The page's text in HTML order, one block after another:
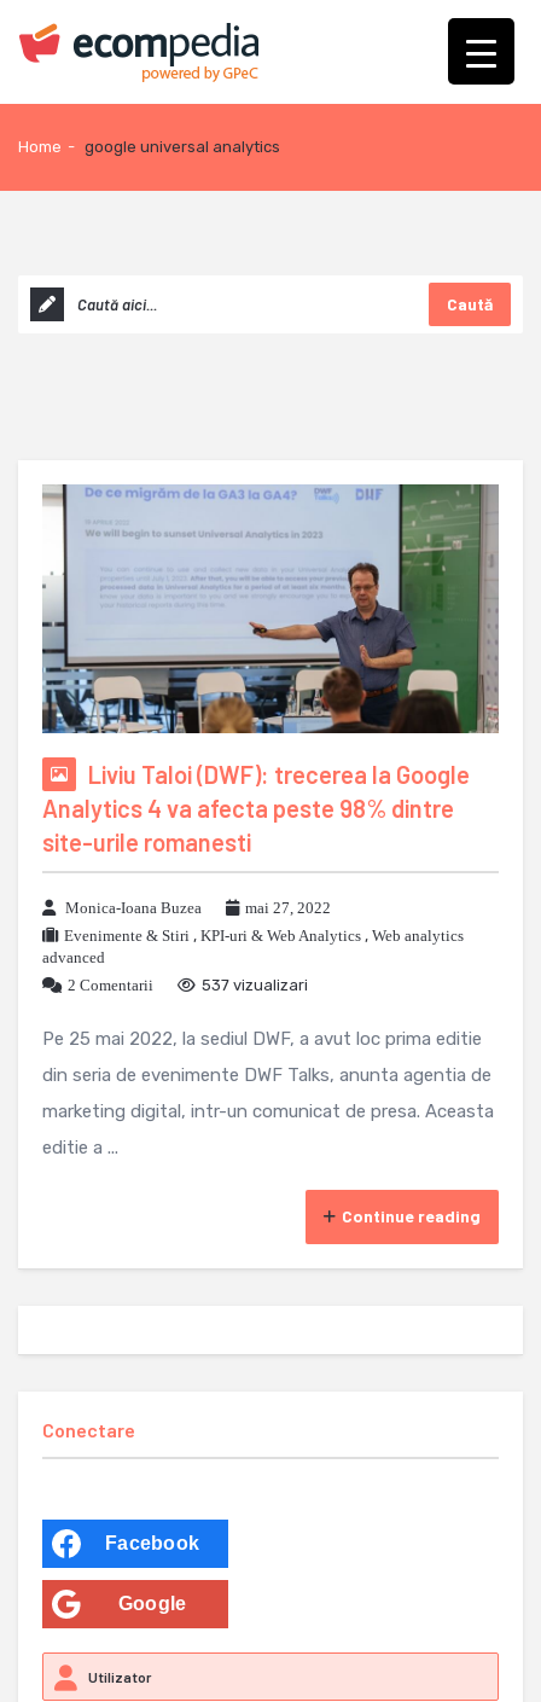
Home - google universal analytics
Caută
Liviu Taloi (DWF): trecerea la Google
Analytics 4 va afecta peste 98% dintre
site-urile romanesti
Monica-Ioana Buzea
mai 27, 2022
Evenimente & Stiri , KPI-uri & Web Analytics , Web analytics
advanced
2 Comentarii
537 vizualizari
Pe 25 mai 2022, la sediul DWF, a avut loc prima editie
din seria de evenimente DWF Talks, anunta agentia de
marketing digital, intr-un comunicat de presa. Aceasta
editie a ...
Continue reading
Conectare
Facebook
Google